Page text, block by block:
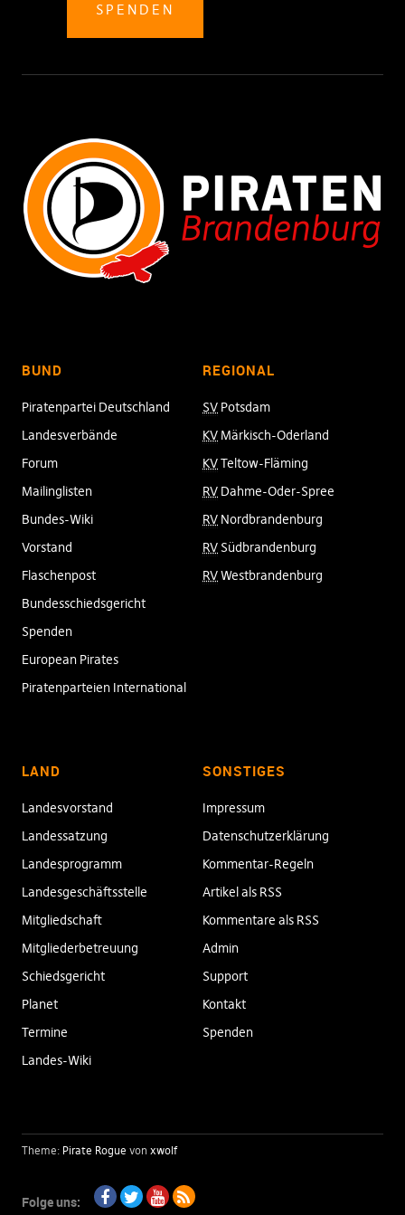
SPENDEN
BUND
Piratenpartei Deutschland
Landesverbände
Forum
Mailinglisten
Bundes-Wiki
Vorstand
Flaschenpost
Bundesschiedsgericht
Spenden
European Pirates
Piratenparteien International
REGIONAL
SV Potsdam
KV Märkisch-Oderland
KVTeltow-Fläming
RV Dahme-Oder-Spree
RV Nordbrandenburg
RV Südbrandenburg
RVWestbrandenburg
LAND
Landesvorstand
Landessatzung
Landesprogramm
Landesgeschäftsstelle
Mitgliedschaft
Mitgliederbetreuung
Schiedsgericht
Planet
Termine
Landes-Wiki
SONSTIGES
Impressum
Datenschutzerklärung
Kommentar-Regeln
Artikel als RSS
Kommentare als RSS
Admin
Support
Kontakt
Spenden
Theme: Pirate Rogue von xwolf
Folge uns: